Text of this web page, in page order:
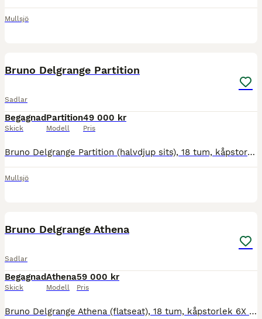
Mullsjö
Bruno Delgrange Partition
Sadlar
Begagnad
Skick
Partition
Modell
49 000 kr
Pris
Bruno Delgrange Partition (halvdjup sits), 18 tum, kåpstorlek 5X (extra framskuren kåpa), bom 28 normal mot vid, panelerna upphöjda hela vägen 5 mm för hästar med högre manke, 5 mm extra bogfrihet. Br
Mullsjö
Bruno Delgrange Athena
Sadlar
Begagnad
Skick
Athena
Modell
59 000 kr
Pris
Bruno Delgrange Athena (flatseat), 18 tum, kåpstorlek 6X (extra framskuren kåpa), bom 28 normal mot vid. Brun sadel i dubbelt kalvskinn, namnbricka på bakvalvet, årsmodell 2024, sparsamt använd. Pris: